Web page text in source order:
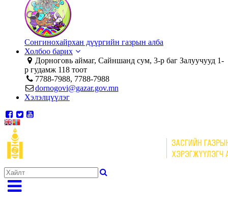
Сонгинохайрхан дүүргийн газрын алба
Холбоо барих
Дорноговь аймаг, Сайншанд сум, 3-р баг Залуучууд 1-
р гудамж 118 тоот
7788-7988, 7788-7988
dornogovi@gazar.gov.mn
Хэлэлцүүлэг